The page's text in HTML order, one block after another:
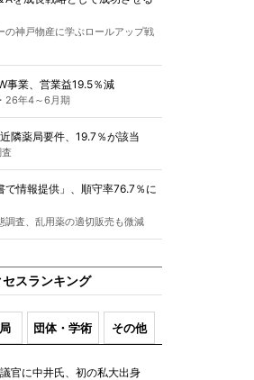
の神戸物産に学ぶロールアップ戦
事業、営業益19.5％減
26年4～6月期
隣薬局要件、19.7％が該当
査
で情報提供」、順守率76.7％に
調査、乱用薬の適切販売も微減
スランキング
団体・学術 その他
官に中井氏、初の私大出身